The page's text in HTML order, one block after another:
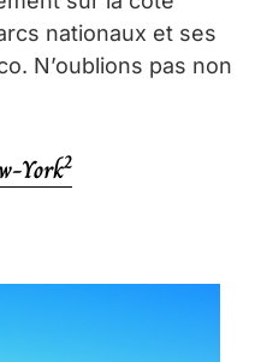
nationaux et ses
N’oublions pas non
York2